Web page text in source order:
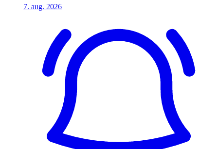
7. aug. 2026